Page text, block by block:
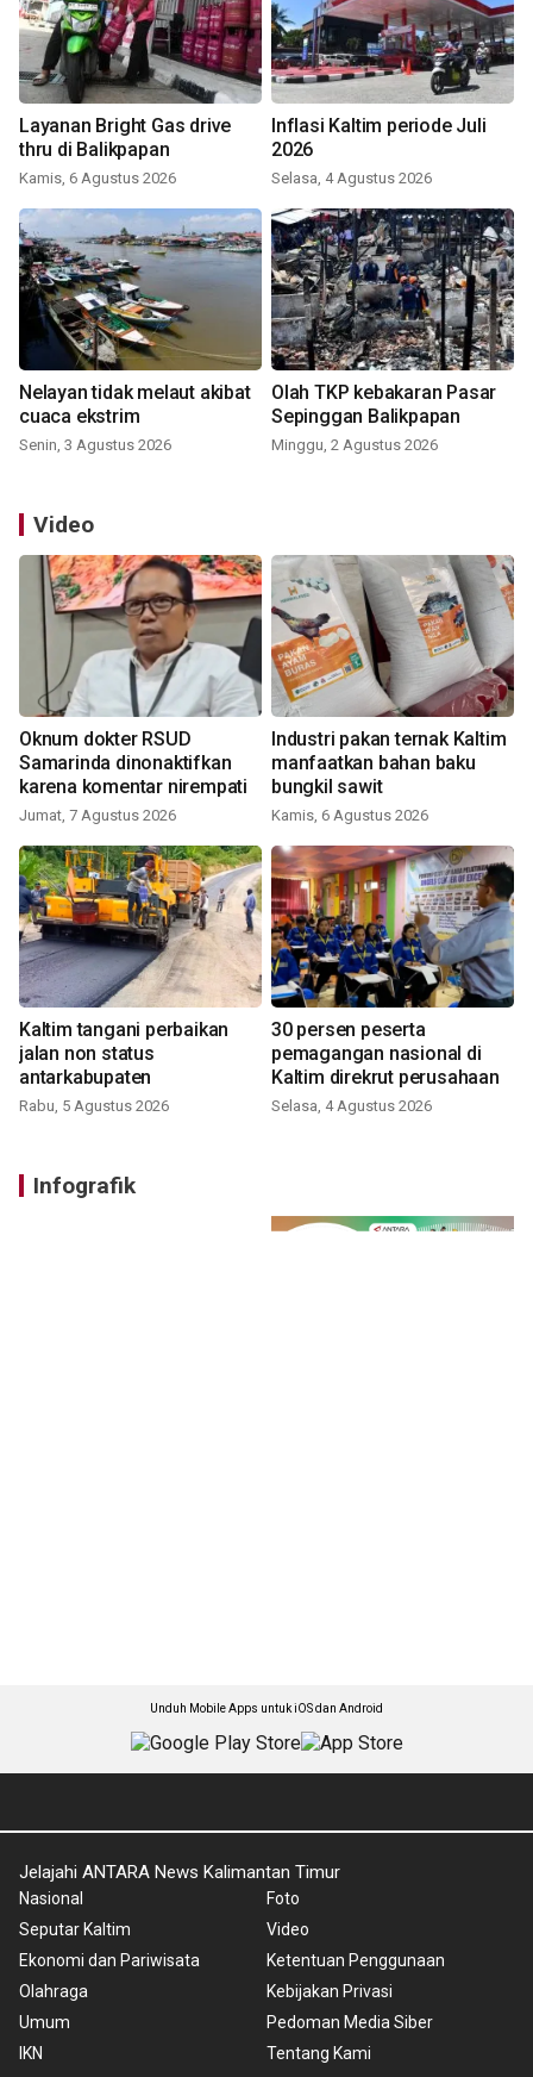
Layanan Bright Gas drive
thru di Balikpapan
Kamis, 6 Agustus 2026
Inflasi Kaltim periode Juli
2026
Selasa, 4 Agustus 2026
Nelayan tidak melaut akibat
cuaca ekstrim
Senin, 3 Agustus 2026
Olah TKP kebakaran Pasar
Sepinggan Balikpapan
Minggu, 2 Agustus 2026
Video
Oknum dokter RSUD
Samarinda dinonaktifkan
karena komentar nirempati
Jumat, 7 Agustus 2026
Industri pakan ternak Kaltim
manfaatkan bahan baku
bungkil sawit
Kamis, 6 Agustus 2026
Kaltim tangani perbaikan
jalan non status
antarkabupaten
Rabu, 5 Agustus 2026
30 persen peserta
pemagangan nasional di
Kaltim direkrut perusahaan
Selasa, 4 Agustus 2026
Infografik
Unduh Mobile Apps untuk iOS dan Android
Jelajahi ANTARA News Kalimantan Timur
Nasional
Seputar Kaltim
Ekonomi dan Pariwisata
Olahraga
Umum
IKN
Foto
Video
Ketentuan Penggunaan
Kebijakan Privasi
Pedoman Media Siber
Tentang Kami